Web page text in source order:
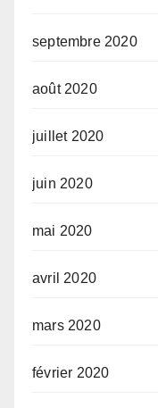
septembre 2020
août 2020
juillet 2020
juin 2020
mai 2020
avril 2020
mars 2020
février 2020